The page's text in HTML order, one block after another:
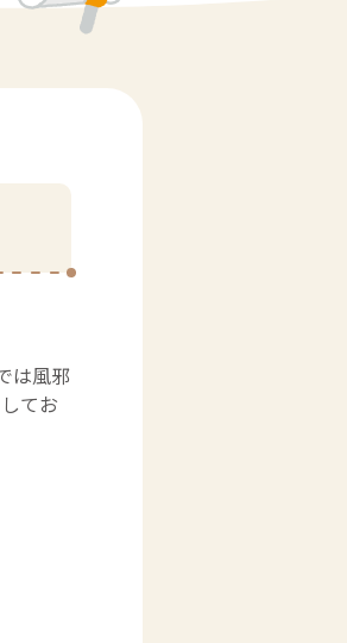
は風邪
てお